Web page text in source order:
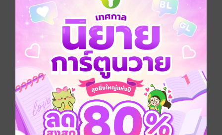
No Rating
อยากได้ ซื้อเป็นของขวัญ ติดตาม
ข่าวหุ้น วันพุธที่ 25 ตุลาคม พ.ศ.2566
ประเภทไฟล์ pdf